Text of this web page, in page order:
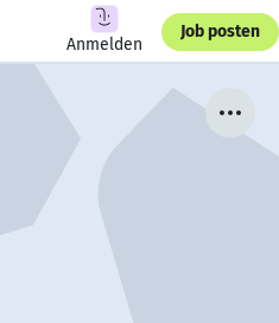
Anmelden
Job posten